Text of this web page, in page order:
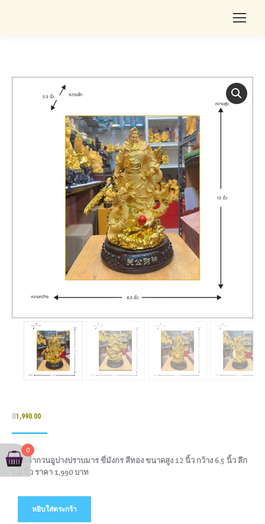
฿1,990.00
เทพเจ้ากวนอูปางปราบมาร ขี่มังกร สีทอง ขนาดสูง 12 นิ้ว กว้าง 6.5 นิ้ว ลึก
5.5 นิ้ว ราคา 1,990 บาท
หยิบใส่ตระกร้า
0